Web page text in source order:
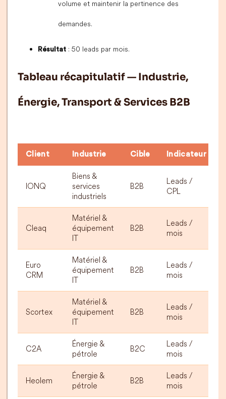
volume et maintenir la pertinence des
demandes.
Résultat : 50 leads par mois.
Tableau récapitulatif — Industrie,
Énergie, Transport & Services B2B
Client Industrie Cible Indicateur
IONQ
Biens &
services
industriels
B2B
Leads /
CPL
Cleaq
Matériel &
équipement
IT
B2B
Leads /
mois
Euro
CRM
Matériel &
équipement
IT
B2B
Leads /
mois
Scortex
Matériel &
équipement
IT
B2B
Leads /
mois
C2A
Énergie &
pétrole
B2C
Leads /
mois
Heolem
Énergie &
pétrole
B2B
Leads /
mois